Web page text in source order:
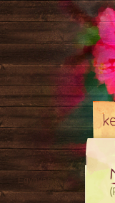
Egynyári
Évelő